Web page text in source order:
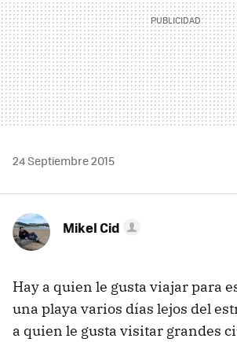
24 Septiembre 2015
Mikel Cid
Hay a quien le gusta viajar para
una playa varios días lejos del
a quien le gusta visitar grandes